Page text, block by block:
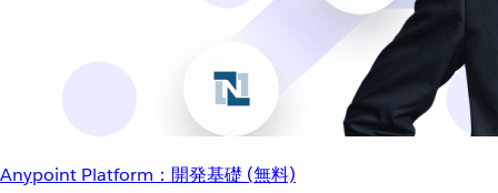
Anypoint Platform：開発基礎 (無料)